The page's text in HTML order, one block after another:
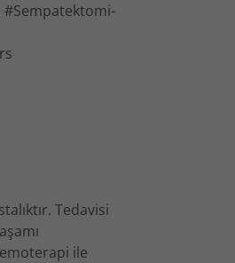
Tedavisi
ile